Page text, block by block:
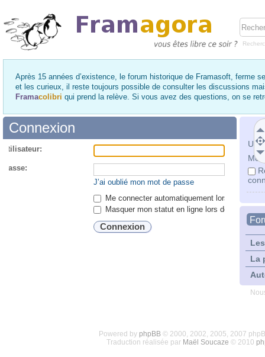
Après 15 années d’existence, le forum historique de Framasoft, ferme
et les curieux, il reste toujours possible de consulter les discussions
Framacolibri qui prend la relève. Si vous avez des questions, on se
Mot
La
Connexion
passe:
J’ai oublié mon mot de passe
Me connecter automatiquement lors de
Masquer mon statut en ligne lors de cette
Powered by phpBB© 2000, 2002, 2005, 2007
Traduction réalisée par Maël Soucaze © 2010